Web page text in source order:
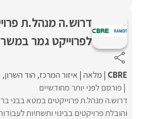
דרוש.ה מנהל.ת
לפרוייקט גמר
CBRE מלאה איזור המרכז הוד השרון
פורסם לפני יותר מחודשיים
דרוש.ה מנהל.ת פרוייקטים במטא בבני
והובלת פרויקטים בבינוי ותשתיות